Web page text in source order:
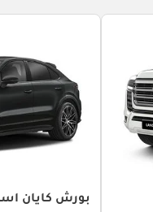
بورش كايان